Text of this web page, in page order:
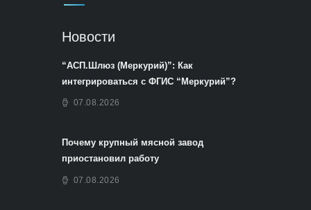
Новости
“АСП.Шлюз (Меркурий)”: Как
интегрироваться с ФГИС “Меркурий”?
07.08.2026
Почему крупный мясной завод
приостановил работу
07.08.2026